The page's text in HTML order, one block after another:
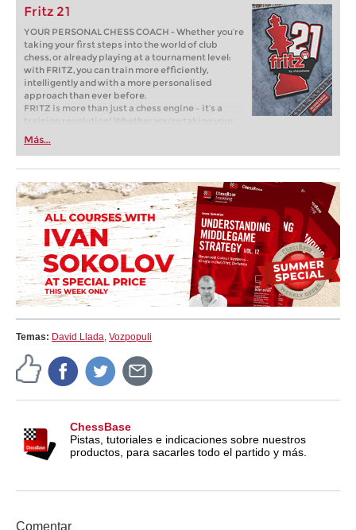
Fritz 21
YOUR PERSONAL CHESS COACH - Whether you’re
taking your first steps into the world of club
chess, or already playing at a tournament level:
with FRITZ, you can train more efficiently,
intelligently and with a more personalised
approach than ever before.
FRITZ is more than just a chess engine – it’s a
training revolution! Whether you’re taking your
first steps into the world of club chess, or already
playing at a tournament level: with FRITZ, you can
train more efficiently, intelligently and with a
more personalised approach than ever before.
Más...
Temas: David Llada, Vozpopuli
ChessBase
Pistas, tutoriales e indicaciones sobre nuestros
productos, para sacarles todo el partido y más.
Comentar